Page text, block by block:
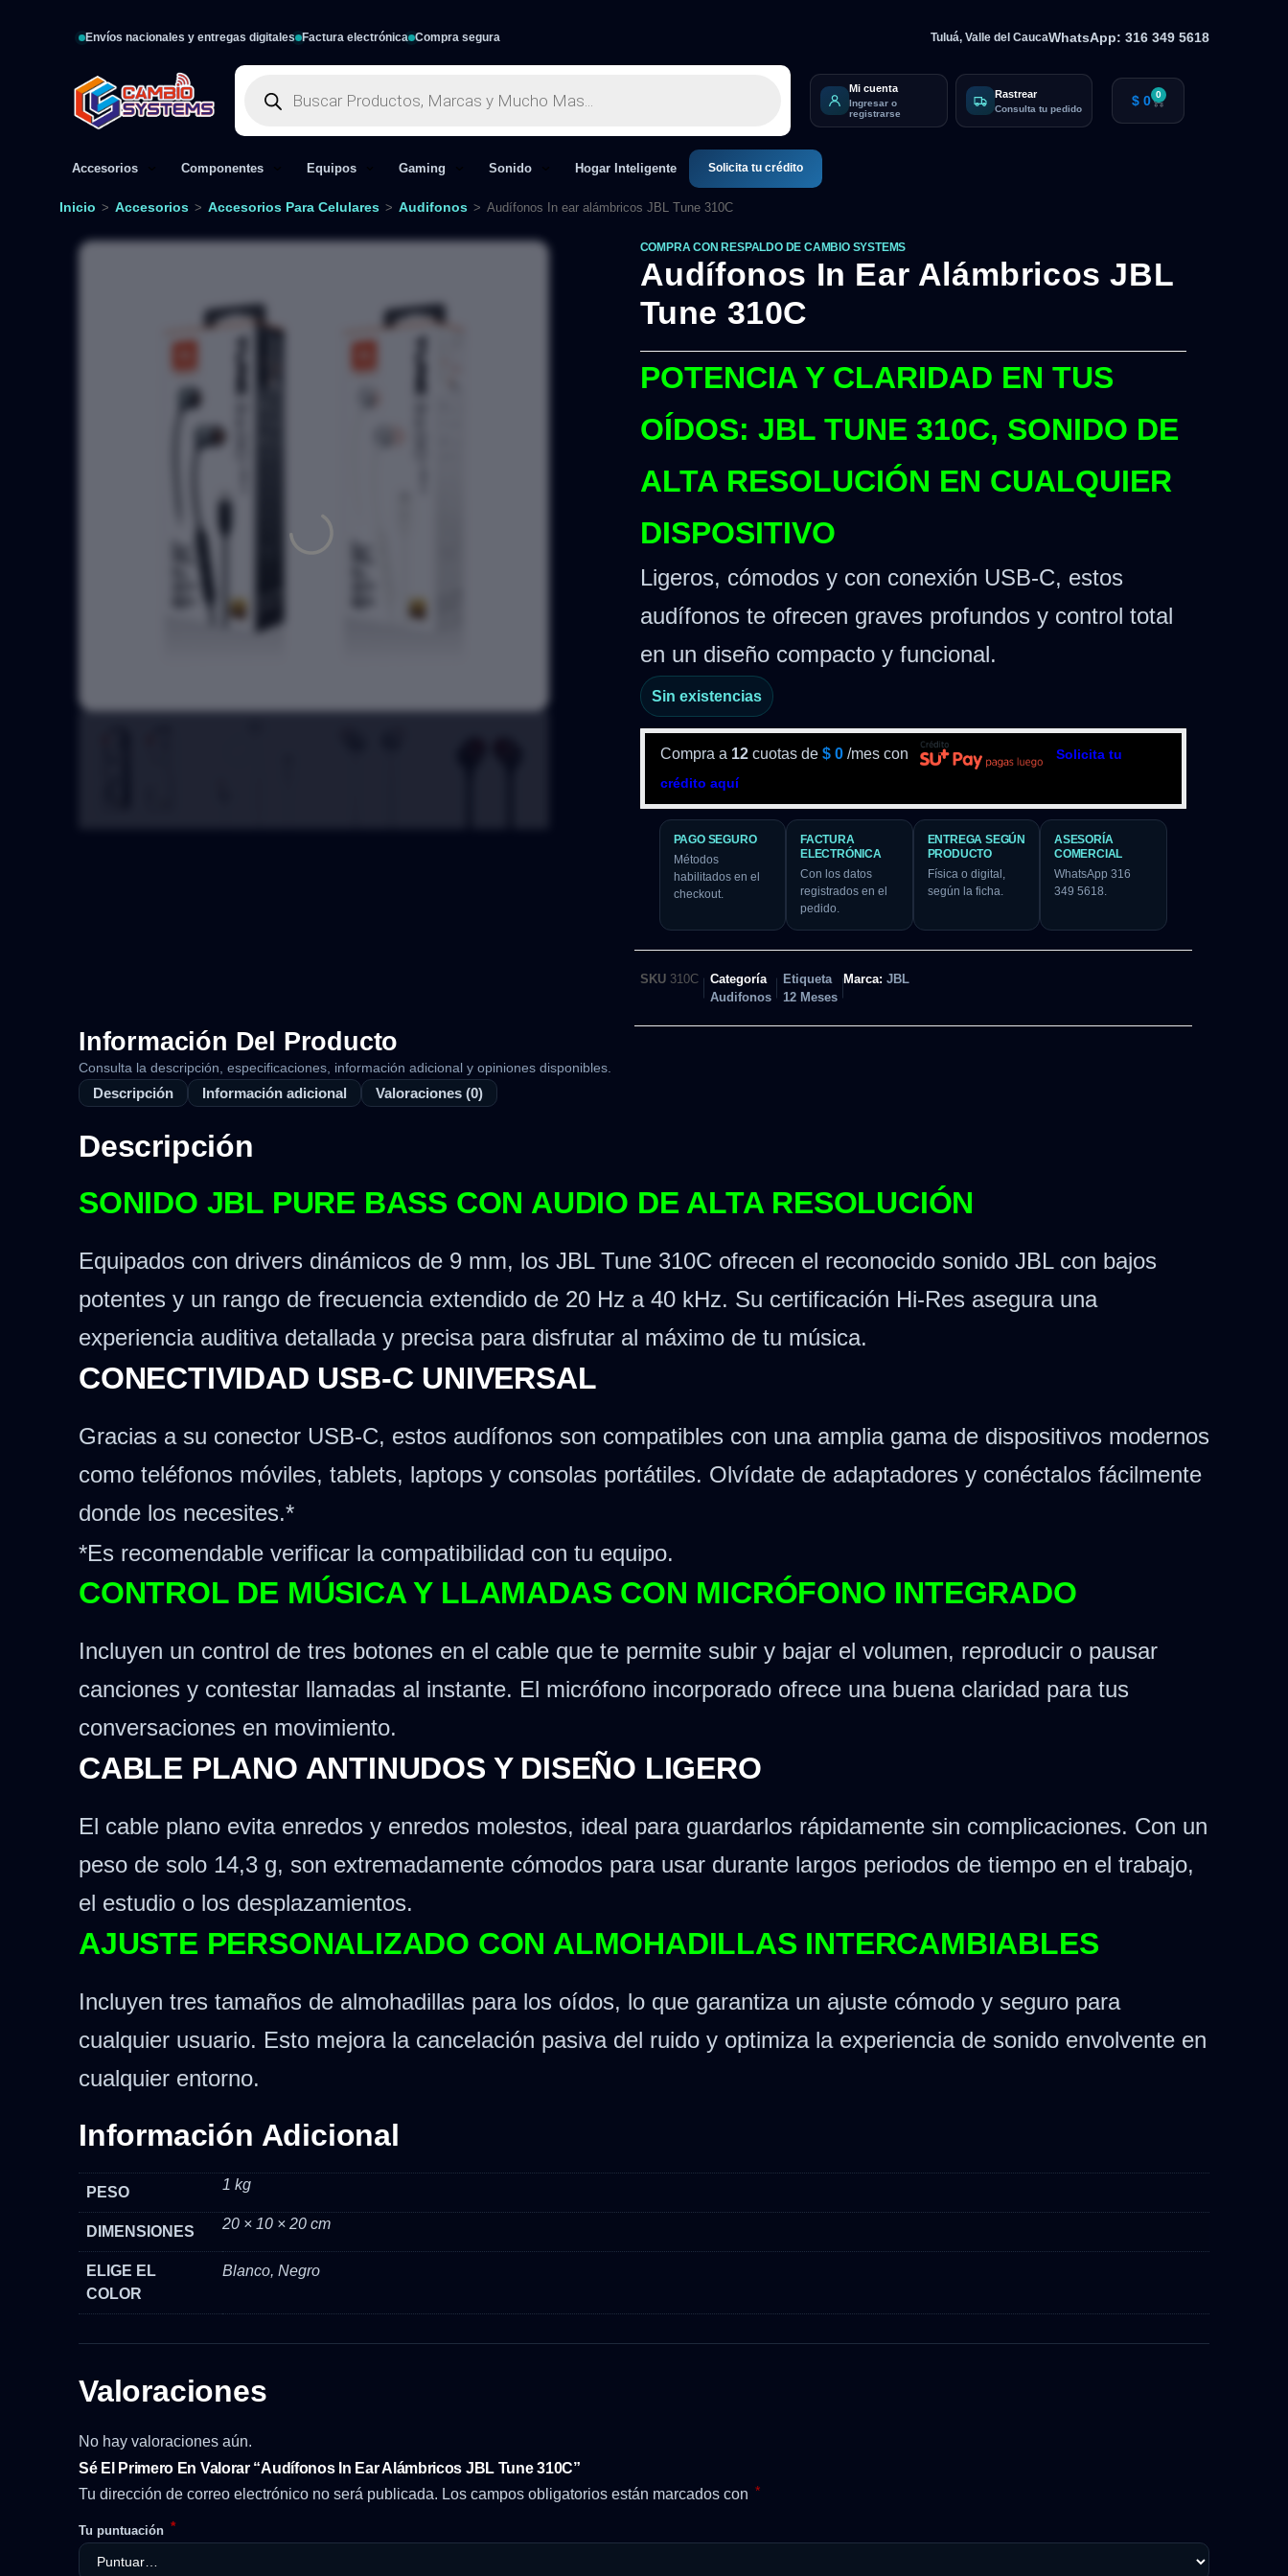
Envíos nacionales y entregas digitales Factura electrónica Compra segura Tuluá, Valle del CaucaWhatsApp: 316 349 5618
Mi cuenta
Ingresar o
registrarse
Rastrear
Consulta tu pedido $ 0 0
Accesorios Componentes Equipos Gaming Sonido Hogar Inteligente Solicita tu crédito
Inicio > Accesorios > Accesorios Para Celulares > Audifonos > Audífonos In ear alámbricos JBL Tune 310C
COMPRA CON RESPALDO DE CAMBIO SYSTEMS
Audífonos In Ear Alámbricos JBL
Tune 310C
POTENCIA Y CLARIDAD EN TUS
OÍDOS: JBL TUNE 310C, SONIDO DE
ALTA RESOLUCIÓN EN CUALQUIER
DISPOSITIVO
Ligeros, cómodos y con conexión USB-C, estos
audífonos te ofrecen graves profundos y control total
en un diseño compacto y funcional.
Sin existencias
Compra a 12cuotas de $0 /mes con
Solicita tu
crédito aquí
PAGO SEGURO
Métodos
habilitados en el
checkout.
FACTURA
ELECTRÓNICA
Con los datos
registrados en el
pedido.
ENTREGA SEGÚN
PRODUCTO
Física o digital,
según la ficha.
ASESORÍA
COMERCIAL
WhatsApp 316
349 5618.
SKU 310C
Categoría
Audifonos
Etiqueta
12 Meses
Marca: JBL
Información Del Producto
Consulta la descripción, especificaciones, información adicional y opiniones disponibles.
Descripción Información adicional Valoraciones (0)
Descripción
SONIDO JBL PURE BASS CON AUDIO DE ALTA RESOLUCIÓN
Equipados con drivers dinámicos de 9 mm, los JBL Tune 310C ofrecen el reconocido sonido JBL con bajos
potentes y un rango de frecuencia extendido de 20 Hz a 40 kHz. Su certificación Hi-Res asegura una
experiencia auditiva detallada y precisa para disfrutar al máximo de tu música.
CONECTIVIDAD USB-C UNIVERSAL
Gracias a su conector USB-C, estos audífonos son compatibles con una amplia gama de dispositivos modernos
como teléfonos móviles, tablets, laptops y consolas portátiles. Olvídate de adaptadores y conéctalos fácilmente
donde los necesites.*
*Es recomendable verificar la compatibilidad con tu equipo.
CONTROL DE MÚSICA Y LLAMADAS CON MICRÓFONO INTEGRADO
Incluyen un control de tres botones en el cable que te permite subir y bajar el volumen, reproducir o pausar
canciones y contestar llamadas al instante. El micrófono incorporado ofrece una buena claridad para tus
conversaciones en movimiento.
CABLE PLANO ANTINUDOS Y DISEÑO LIGERO
El cable plano evita enredos y enredos molestos, ideal para guardarlos rápidamente sin complicaciones. Con un
peso de solo 14,3 g, son extremadamente cómodos para usar durante largos periodos de tiempo en el trabajo,
el estudio o los desplazamientos.
AJUSTE PERSONALIZADO CON ALMOHADILLAS INTERCAMBIABLES
Incluyen tres tamaños de almohadillas para los oídos, lo que garantiza un ajuste cómodo y seguro para
cualquier usuario. Esto mejora la cancelación pasiva del ruido y optimiza la experiencia de sonido envolvente en
cualquier entorno.
Información Adicional
PESO 1 kg
DIMENSIONES 20 × 10 × 20 cm
ELIGE EL
COLOR
Blanco, Negro
Valoraciones
No hay valoraciones aún.
Sé El Primero En Valorar “Audífonos In Ear Alámbricos JBL Tune 310C”
Tu dirección de correo electrónico no será publicada. Los campos obligatorios están marcados con *
Tu puntuación *